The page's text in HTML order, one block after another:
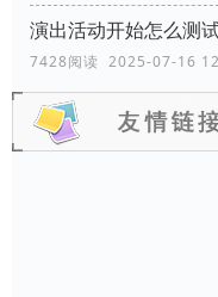
演出活动开始怎么测
7428阅读 2025-07-16